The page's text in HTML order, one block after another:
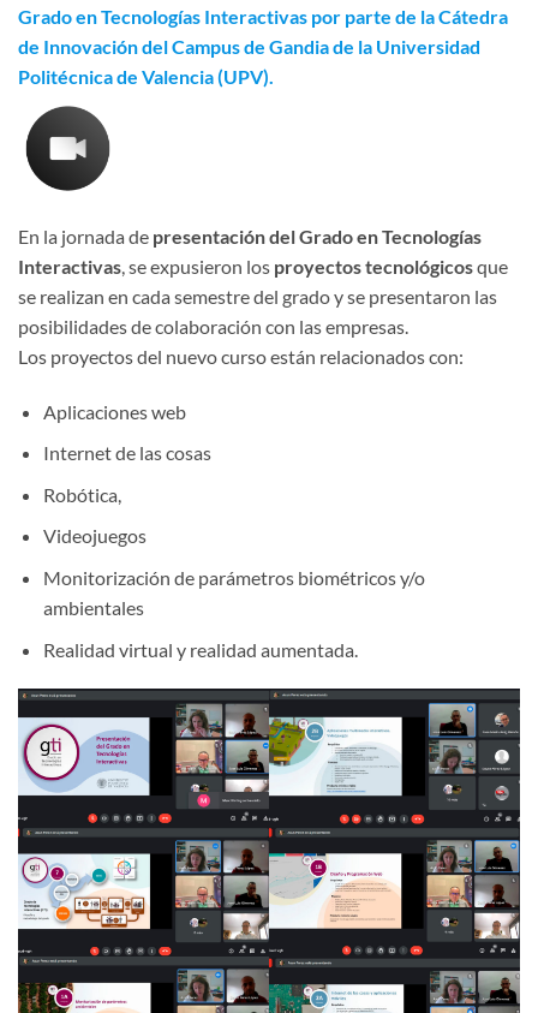
Grado en Tecnologías Interactivas por parte de la Cátedra
de Innovación del Campus de Gandia de la Universidad
Politécnica de Valencia (UPV).
En la jornada de presentación del Grado en Tecnologías
Interactivas, se expusieron los proyectos tecnológicosque
se realizan en cada semestre del grado y se presentaron las
posibilidades de colaboración con las empresas.
Los proyectos del nuevo curso están relacionados con:
Aplicaciones web
Internet de las cosas
Robótica,
Videojuegos
Monitorización de parámetros biométricos y/o
ambientales
Realidad virtual y realidad aumentada.